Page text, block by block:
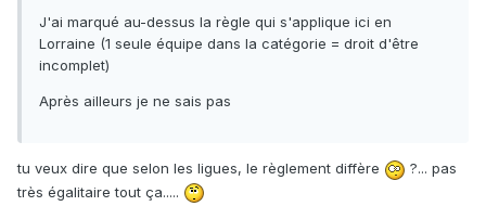
J'ai marqué au-dessus la règle qui s'applique ici en
Lorraine (1 seule équipe dans la catégorie = droit d'être
incomplet)
Après ailleurs je ne sais pas
tu veux dire que selon les ligues, le règlement diffère
?... pas
très égalitaire tout ça.....